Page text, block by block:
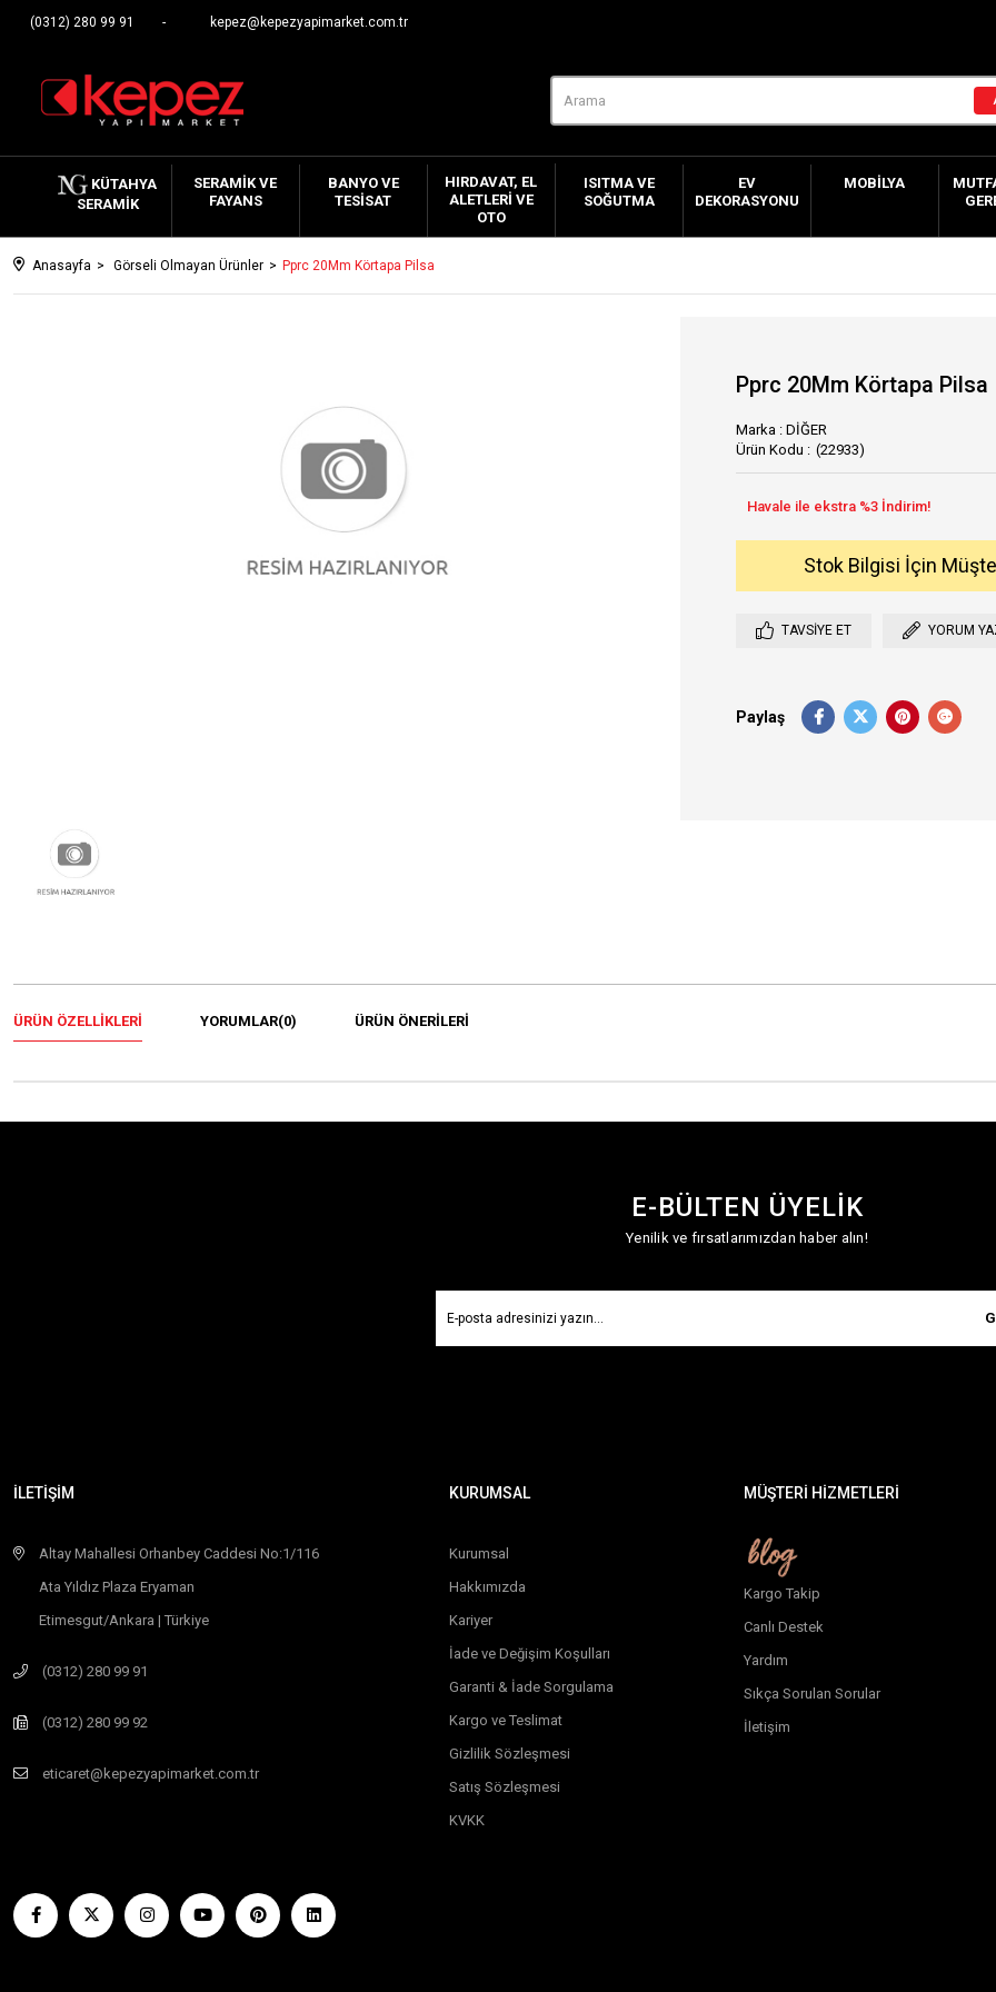
(0312) 280 99 91 kepez@kepezyapimarket.com.tr
KÜTAHYA
SERAMIK
SERAMIK VE
FAYANS
BANYO VE
TESISAT
HIRDAVAT, EL
ALETLERI VE
OTO
ISITMA VE
SOĞUTMA
EV
DEKORASYONU
MOBILYA
Anasayfa Görseli Olmayan Ürünler Pprc 20Mm Körtapa Pilsa
Pprc 20Mm Körtapa Pilsa
Marka : DİĞER
(22933)
Stok Bilgisi İçin
TAVSIYE ET YORUM
Paylaş
ÜRÜN ÖZELLIKLERI YORUMLAR(0) ÜRÜN ÖNERILERI
E-BÜLTEN ÜYELİK
Yenilik ve fırsatlarımızdan haber alın!
İLETİŞİM
Altay Mahallesi Orhanbey Caddesi No:1/116
Ata Yıldız Plaza Eryaman
Etimesgut/Ankara | Türkiye
(0312) 280 99 91
(0312) 280 99 92
eticaret@kepezyapimarket.com.tr
KURUMSAL
Kurumsal
Hakkımızda
Kariyer
İade ve Değişim Koşulları
Garanti & İade Sorgulama
Kargo ve Teslimat
Gizlilik Sözleşmesi
Satış Sözleşmesi
KVKK
MÜŞTERİ HİZMETLERİ
Kargo Takip
Canlı Destek
Yardım
Sıkça Sorulan Sorular
İletişim